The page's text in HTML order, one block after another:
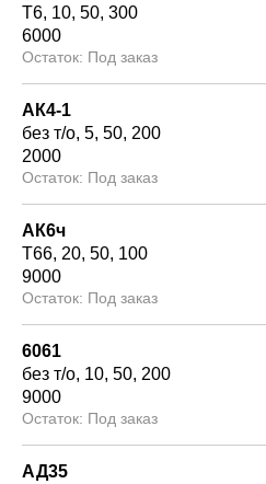
Т6 10 50 300
6000
Под заказ
АК4-1
без т/о 5 50 200
2000
Под заказ
АК6ч
Т66 20 50 100
9000
Под заказ
6061
без т/о 10 50 200
9000
Под заказ
АД35